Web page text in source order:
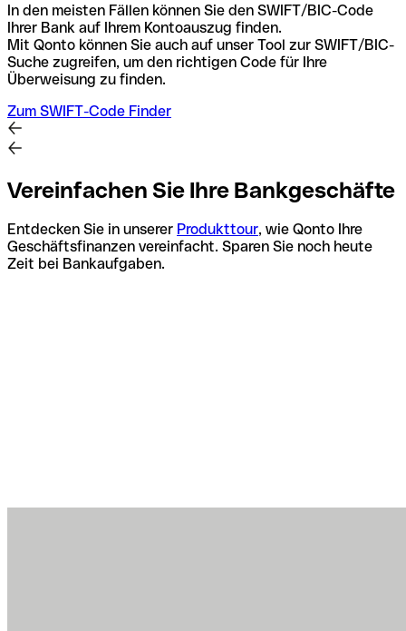
In den meisten Fällen können Sie den SWIFT/BIC-Code
Ihrer Bank auf Ihrem Kontoauszug finden.
Mit Qonto können Sie auch auf unser Tool zur SWIFT/BIC-
Suche zugreifen, um den richtigen Code für Ihre
Überweisung zu finden.
Zum SWIFT-Code Finder
Vereinfachen Sie Ihre Bankgeschäfte
Entdecken Sie in unserer Produkttour, wie Qonto Ihre
Geschäftsfinanzen vereinfacht. Sparen Sie noch heute
Zeit bei Bankaufgaben.